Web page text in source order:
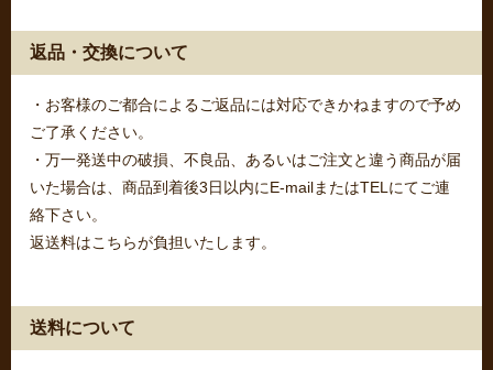
返品・交換について
・お客様のご都合によるご返品には対応できかねますので予め
ご了承ください。
・万一発送中の破損、不良品、あるいはご注文と違う商品が届
いた場合は、商品到着後3日以内にE-mailまたはTELにてご連
絡下さい。
返送料はこちらが負担いたします。
送料について